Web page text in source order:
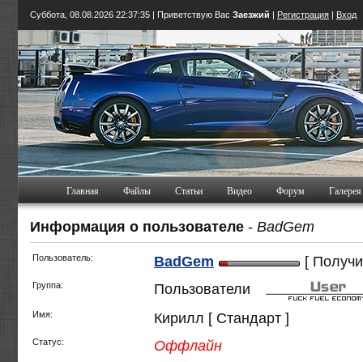
Суббота, 08.08.2026 22:37:36 | Приветствую Вас Заезжий | Регистрация | Вход
Главная Файлы Статьи Видео Форум Галерея
Информация о пользователе - BadGem
Пользователь: BadGem [
Группа: Пользователи
Имя: Кирилл [ Стандарт ]
Статус: Оффлайн